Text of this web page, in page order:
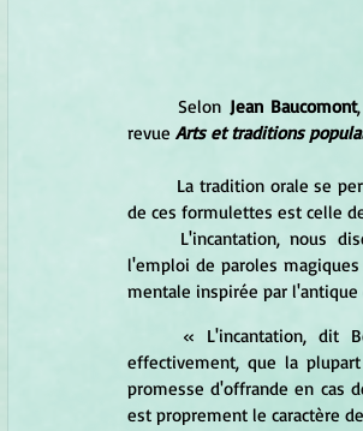
Selon Jean Baucomont
revue Arts et traditions
La tradition orale se
de ces formulettes est celle
L'incantation, nous
l'emploi de paroles
mentale inspirée par l'antique
« L'incantation, dit
effectivement, que la
promesse d'offrande en cas
est proprement le caractère